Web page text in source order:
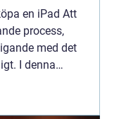
en iPad Att
process,
med det
I denna